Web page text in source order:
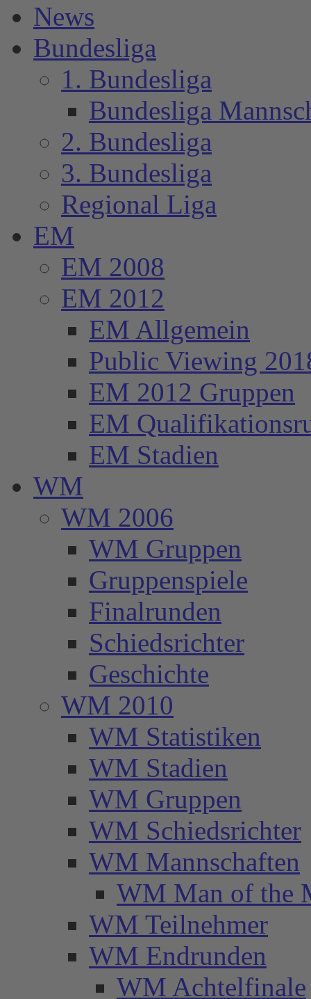
News
Bundesliga
1. Bundesliga
Bundesliga
2. Bundesliga
3. Bundesliga
Regional Liga
EM
EM 2008
EM 2012
EM Allgemein
Public Viewing
EM 2012 Gruppen
EM
EM Stadien
WM
WM 2006
WM Gruppen
Gruppenspiele
Finalrunden
Schiedsrichter
Geschichte
WM 2010
WM Statistiken
WM Stadien
WM Gruppen
WM Schiedsrichter
WM Mannschaften
WM Man of the
WM Teilnehmer
WM Endrunden
WM Achtelfinale